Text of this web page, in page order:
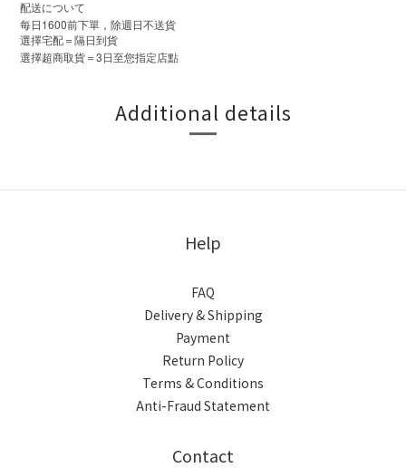
配送について
每日 1600前下單，除週日不送貨
選擇宅配＝隔日到貨
選擇超商取貨＝ 3 日至您指定店點
Additional details
Help
FAQ
Delivery & Shipping
Payment
Return Policy
Terms & Conditions
Anti-Fraud Statement
Contact